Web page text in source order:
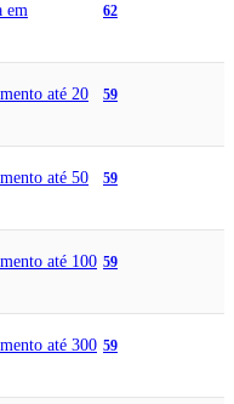
em
62
até 20
59
até 50
59
até 100 59
até 300 59